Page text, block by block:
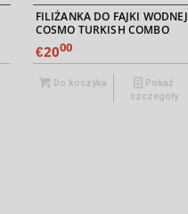
FILIŻANKA DO FAJKI WODNEJ
COSMO TURKISH COMBO
€2000
Do koszyka
Pokaż
szczegóły